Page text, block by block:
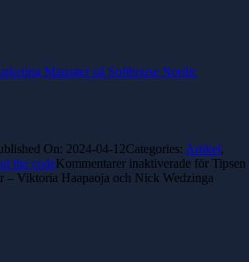
Manager på Softhouse Nordic
On: 2024-04-12Categories: Artikel,
the codeKommentarer inaktiverade för Tipsen
– Viktoria Haapaoja och Nick Wedzinga